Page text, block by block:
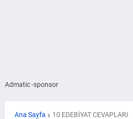
Admatic -sponsor
Ana Sayfa 10 EDEBİYAT CEVAPLARI